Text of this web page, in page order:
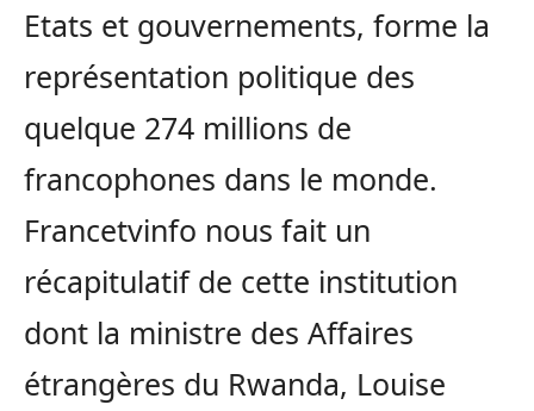
Etats et gouvernements, forme la
représentation politique des
quelque 274 millions de
francophones dans le monde.
Francetvinfo nous fait un
récapitulatif de cette institution
dont la ministre des Affaires
étrangères du Rwanda, Louise